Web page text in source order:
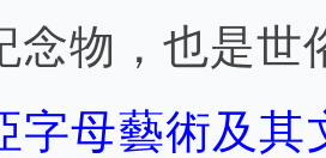
念物，也是世
字母藝術及其